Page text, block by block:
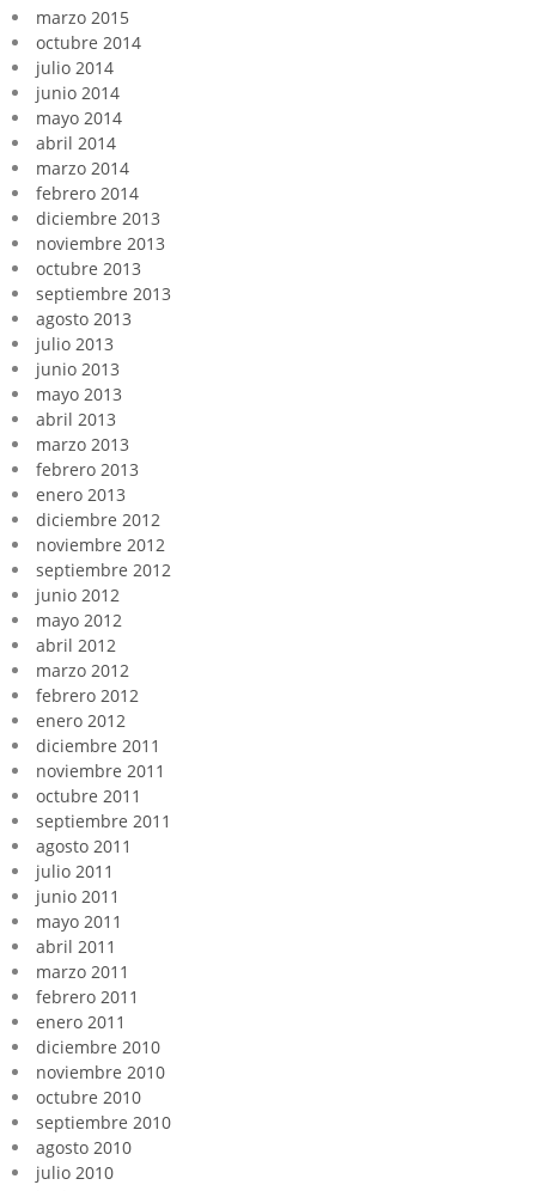
marzo 2015
octubre 2014
julio 2014
junio 2014
mayo 2014
abril 2014
marzo 2014
febrero 2014
diciembre 2013
noviembre 2013
octubre 2013
septiembre 2013
agosto 2013
julio 2013
junio 2013
mayo 2013
abril 2013
marzo 2013
febrero 2013
enero 2013
diciembre 2012
noviembre 2012
septiembre 2012
junio 2012
mayo 2012
abril 2012
marzo 2012
febrero 2012
enero 2012
diciembre 2011
noviembre 2011
octubre 2011
septiembre 2011
agosto 2011
julio 2011
junio 2011
mayo 2011
abril 2011
marzo 2011
febrero 2011
enero 2011
diciembre 2010
noviembre 2010
octubre 2010
septiembre 2010
agosto 2010
julio 2010